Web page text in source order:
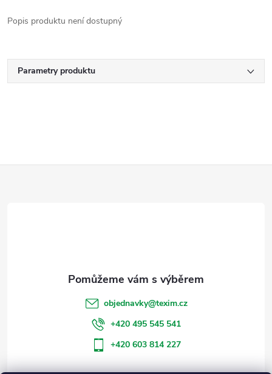
Popis produktu není dostupný
Parametry produktu
objednavky@texim.cz
+420 495 545 541
+420 603 814 227